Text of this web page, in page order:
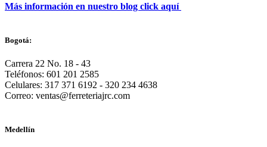
Más información en nuestro blog click aquí
Bogotá:
Carrera 22 No. 18 - 43
Teléfonos: 601 201 2585
Celulares: 317 371 6192 - 320 234 4638
Correo: ventas@ferreteriajrc.com
Medellín